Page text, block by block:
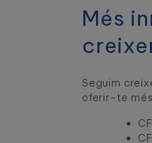
Més
Seguim
oferir-te